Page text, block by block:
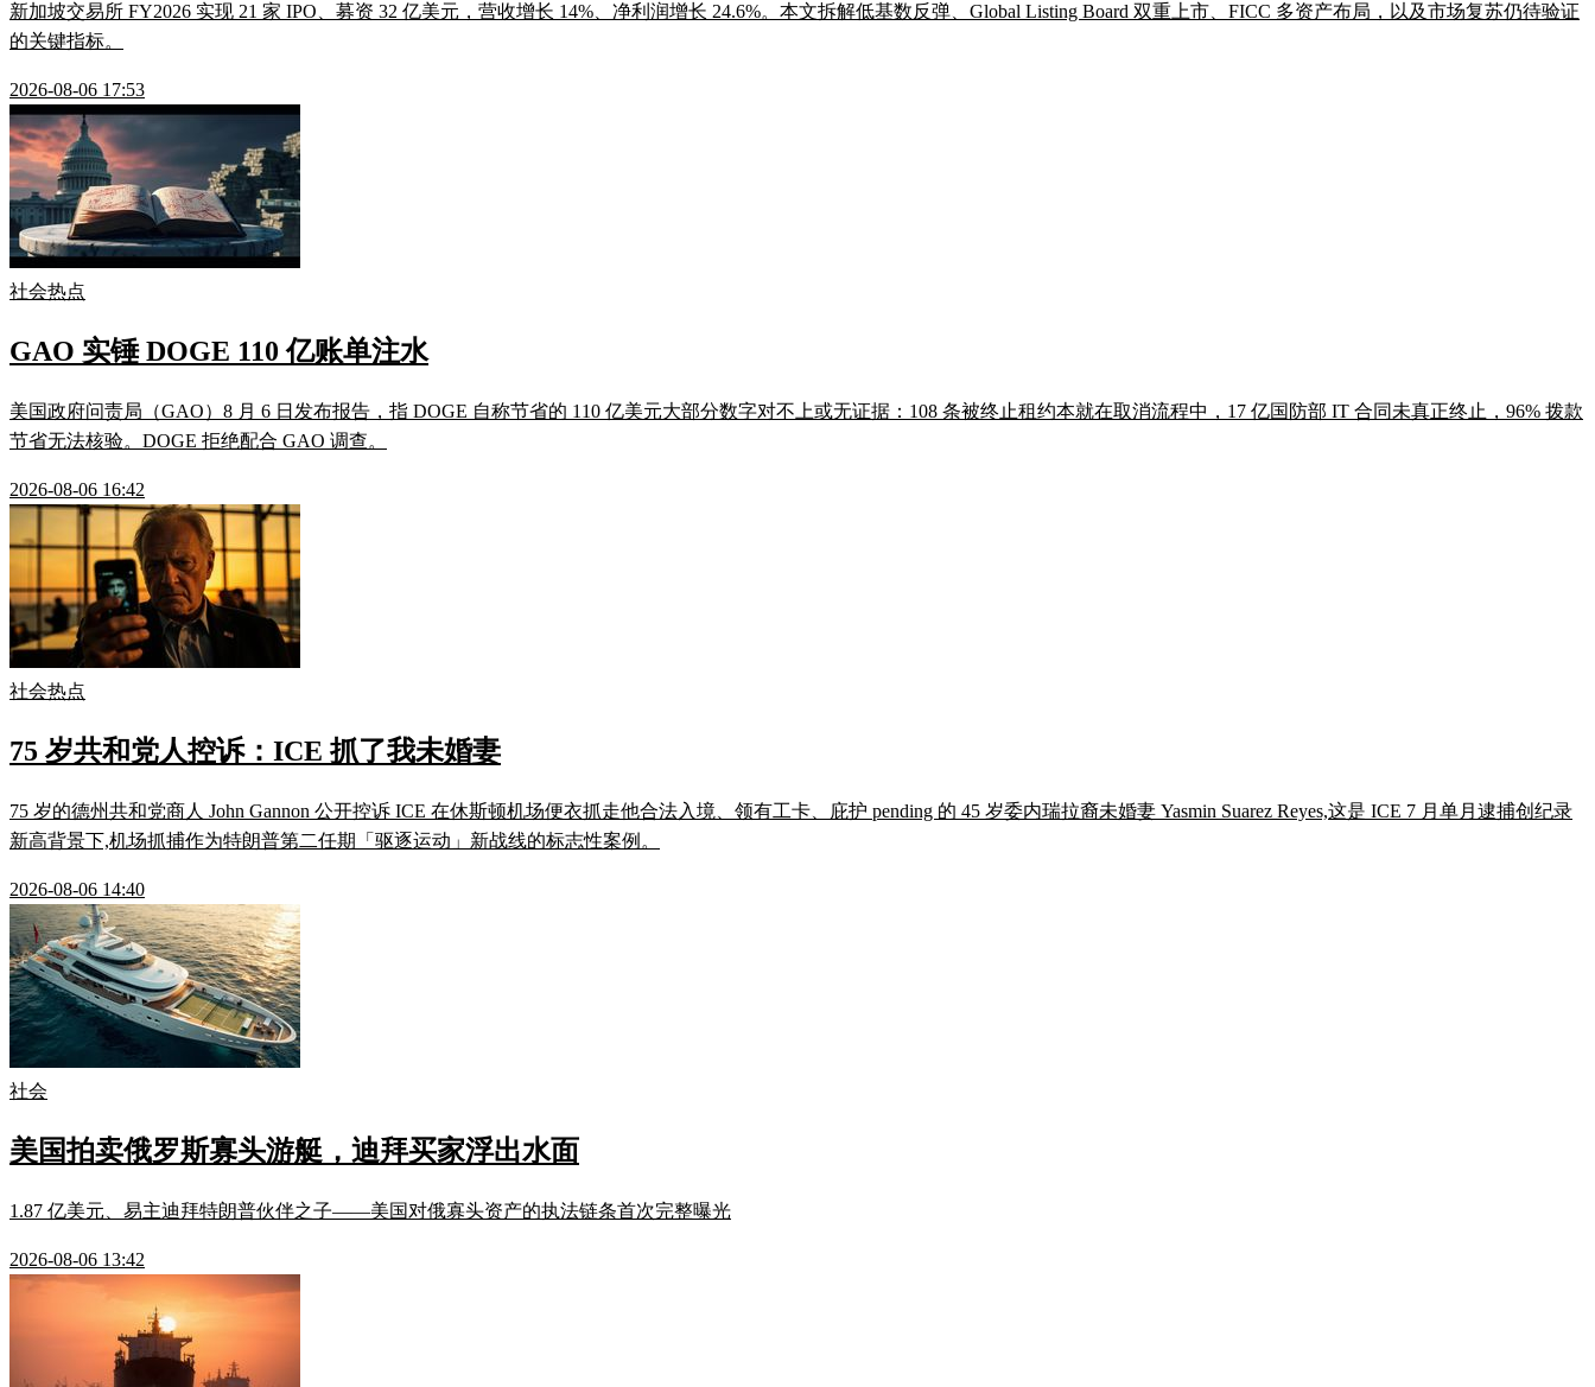
新加坡交易所 FY2026 实现 21 家 IPO、募资 32 亿美元，营收增长 14%、净利润增长 24.6%。本文拆解低基数反弹、Global Listing Board 双重上市、FICC 多资产布局，以及市场复苏仍待验证
的关键指标。
2026-08-06 17:53
社会热点
GAO 实锤 DOGE 110 亿账单注水
美国政府问责局（GAO）8 月 6 日发布报告，指 DOGE 自称节省的 110 亿美元大部分数字对不上或无证据：108 条被终止租约本就在取消流程中，17 亿国防部 IT 合同未真正终止，96% 拨款
节省无法核验。DOGE 拒绝配合 GAO 调查。
2026-08-06 16:42
社会热点
75 岁共和党人控诉：ICE 抓了我未婚妻
75 岁的德州共和党商人 John Gannon 公开控诉 ICE 在休斯顿机场便衣抓走他合法入境、领有工卡、庇护 pending 的 45 岁委内瑞拉裔未婚妻 Yasmin Suarez Reyes,这是 ICE 7 月单月逮捕创纪录
新高背景下,机场抓捕作为特朗普第二任期「驱逐运动」新战线的标志性案例。
2026-08-06 14:40
社会
美国拍卖俄罗斯寡头游艇，迪拜买家浮出水面
1.87 亿美元、易主迪拜特朗普伙伴之子——美国对俄寡头资产的执法链条首次完整曝光
2026-08-06 13:42